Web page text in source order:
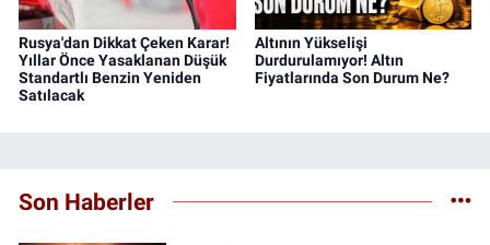
Rusya'dan Dikkat Çeken Karar!
Yıllar Önce Yasaklanan Düşük
Standartlı Benzin Yeniden
Satılacak
Altının Yükselişi
Durdurulamıyor! Altın
Fiyatlarında Son Durum Ne?
Son Haberler